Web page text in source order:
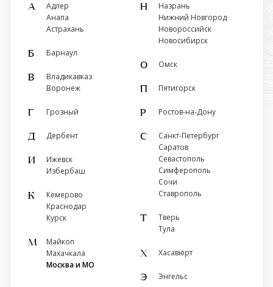
А
Адлер
Анапа
Астрахань
Б Барнаул
В
Владикавказ
Воронеж
Г Грозный
Д Дербент
И
Ижевск
Избербаш
К
Кемерово
Краснодар
Курск
М
Майкоп
Махачкала
Москва и МО
Н
Назрань
Нижний Новгород
Новороссийск
Новосибирск
О Омск
П Пятигорск
Р Ростов-на-Дону
С
Санкт-Петербург
Саратов
Севастополь
Симферополь
Сочи
Ставрополь
Т
Тверь
Тула
Х Хасавюрт
Э Энгельс
Розничные магазины
Двери Альверо
г. Нижний Новгород, ул.
Белинского, 110
+7 (960) 183-53-45